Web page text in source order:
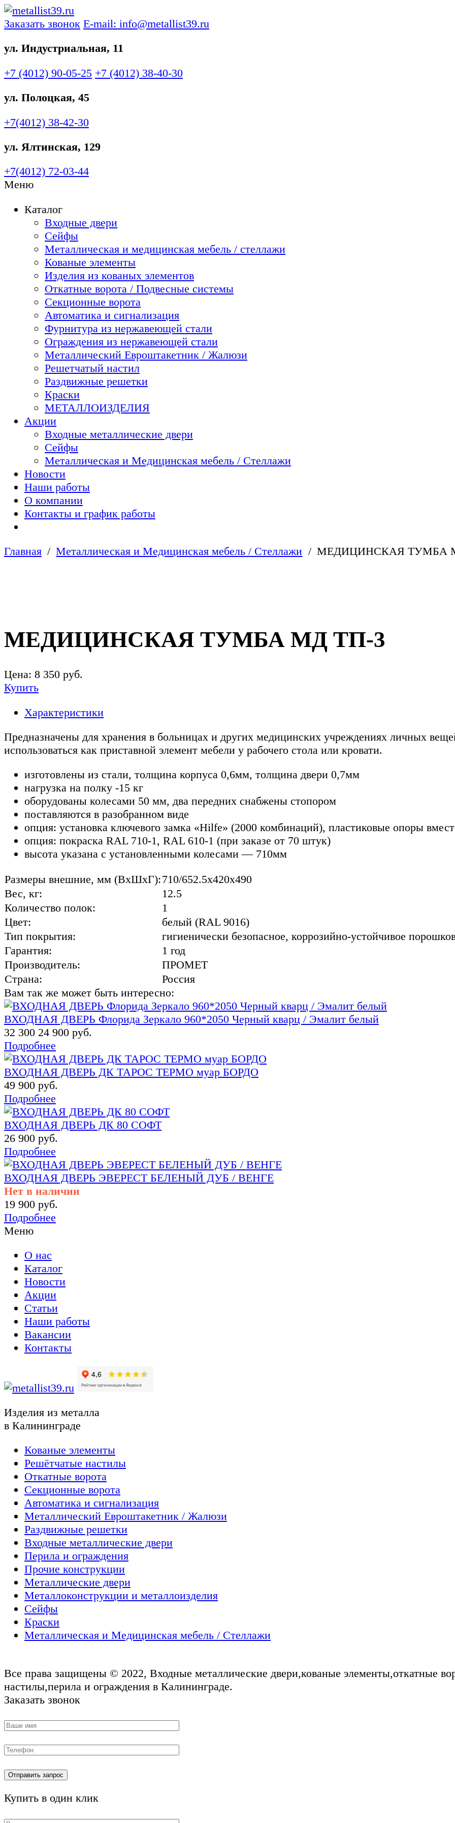
Заказать звонок E-mail: info@metallist39.ru
ул. Индустриальная, 11
+7 (4012) 90-05-25 +7 (4012) 38-40-30
ул. Полоцкая, 45
+7(4012) 38-42-30
ул. Ялтинская, 129
+7(4012) 72-03-44
Меню
Каталог
Входные двери
Сейфы
Металлическая и медицинская мебель / стеллажи
Кованые элементы
Изделия из кованых элементов
Откатные ворота / Подвесные системы
Секционные ворота
Автоматика и сигнализация
Фурнитура из нержавеющей стали
Ограждения из нержавеющей стали
Металлический Евроштакетник / Жалюзи
Решетчатый настил
Раздвижные решетки
Краски
МЕТАЛЛОИЗДЕЛИЯ
Акции
Входные металлические двери
Сейфы
Металлическая и Медицинская мебель / Стеллажи
Новости
Наши работы
О компании
Контакты и график работы
Главная Металлическая и Медицинская мебель / Стеллажи МЕДИЦИНСКАЯ ТУМБА
МЕДИЦИНСКАЯ ТУМБА МД ТП-3
Цена: 8 350 руб.
Купить
Характеристики
Предназначены для хранения в больницах и других медицинских учреждениях личных
использоваться как приставной элемент мебели у рабочего стола или кровати.
изготовлены из стали, толщина корпуса 0,6мм, толщина двери 0,7мм
нагрузка на полку -15 кг
оборудованы колесами 50 мм, два передних снабжены стопором
поставляются в разобранном виде
опция: установка ключевого замка «Hilfe» (2000 комбинаций), пластиковые опоры
опция: покраска RAL 710-1, RAL 610-1 (при заказе от 70 штук)
высота указана с установленными колесами — 710мм
Размеры внешние, мм (ВхШхГ):710/652.5x420x490
Вес, кг:
12.5
Количество полок:
1
Цвет:
белый (RAL 9016)
Тип покрытия:
гигиенически безопасное, коррозийно-устойчивое
Гарантия:
1 год
Производитель:
ПРОМЕТ
Страна:
Россия
Вам так же может быть интересно:
ВХОДНАЯ ДВЕРЬ Флорида Зеркало 960*2050 Черный кварц / Эмалит белый
32 300 24 900 руб.
Подробнее
ВХОДНАЯ ДВЕРЬ ДК ТАРОС ТЕРМО муар БОРДО
49 900 руб.
Подробнее
ВХОДНАЯ ДВЕРЬ ДК 80 СОФТ
26 900 руб.
Подробнее
ВХОДНАЯ ДВЕРЬ ЭВЕРЕСТ БЕЛЕНЫЙ ДУБ / ВЕНГЕ
Нет в наличии
19 900 руб.
Подробнее
Меню
О нас
Каталог
Новости
Акции
Статьи
Наши работы
Вакансии
Контакты
Изделия из металла
в Калининграде
Кованые элементы
Решётчатые настилы
Откатные ворота
Секционные ворота
Автоматика и сигнализация
Металлический Евроштакетник / Жалюзи
Раздвижные решетки
Входные металлические двери
Перила и ограждения
Прочие конструкции
Металлические двери
Металлоконструкции и металлоизделия
Сейфы
Краски
Металлическая и Медицинская мебель / Стеллажи
Все права защищены © 2022, Входные металлические двери,кованые элементы,откатные
настилы,перила и ограждения в Калининграде.
Заказать звонок
Купить в один клик